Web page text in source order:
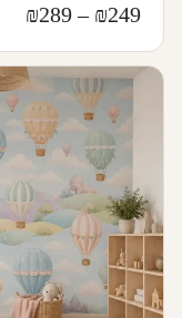
₪249
–
₪289
עד